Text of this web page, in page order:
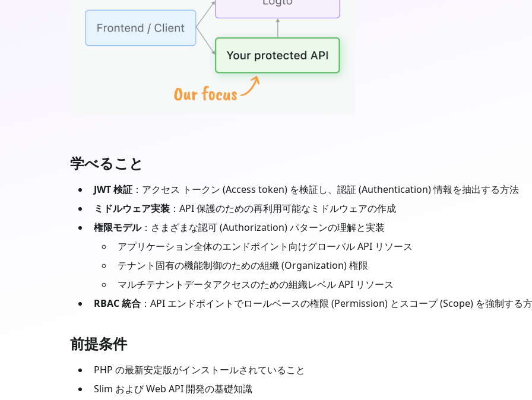
学べること
JWT 検証 ：アクセス トークン (Access token) を検証し、認証 (Authentication) 情報を抽出する方法
ミドルウェア実装 ：API 保護のための再利用可能なミドルウェアの作成
権限モデル：さまざまな認可 (Authorization) パターンの理解と実装
アプリケーション全体のエンドポイント向けグローバル API リソース
テナント固有の機能制御のための組織 (Organization) 権限
マルチテナントデータアクセスのための組織レベル API リソース
RBAC 統合 ：API エンドポイントでロールベースの権限 (Permission) とスコープ (Scope) を強制する
前提条件
PHP の最新安定版がインストールされていること
Slim および Web API 開発の基礎知識